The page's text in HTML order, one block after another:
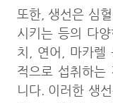
또한, 생선은 심
시키는 등의 다
치, 연어, 마카렐
적으로 섭취하는
니다. 이러한 생